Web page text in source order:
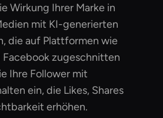
Wirkung Ihrer Marke in
mit KI-generierten
die auf Plattformen wie
Facebook zugeschnitten
Ihre Follower mit
ein, die Likes, Shares
erhöhen.